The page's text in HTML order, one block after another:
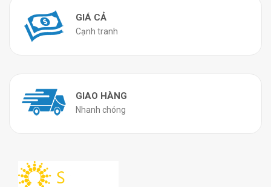
GIÁ CẢ
Cạnh tranh
GIAO HÀNG
Nhanh chóng